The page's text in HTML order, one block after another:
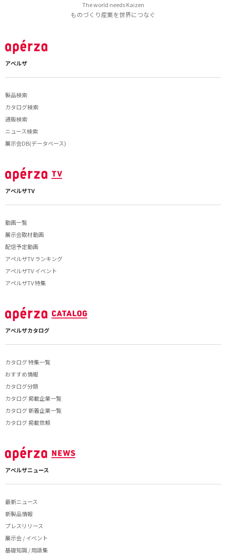
The world needs Kaizen
ものづくり産業を世界につなぐ
アペルザ
製品検索
カタログ検索
通販検索
ニュース検索
展示会DB(データベース)
アペルザTV
動画一覧
展示会取材動画
配信予定動画
アペルザTV ランキング
アペルザTV イベント
アペルザTV 特集
アペルザカタログ
カタログ 特集一覧
おすすめ情報
カタログ分類
カタログ 掲載企業一覧
カタログ 新着企業一覧
カタログ 掲載依頼
アペルザニュース
最新ニュース
新製品情報
プレスリリース
展示会 / イベント
基礎知識 / 用語集